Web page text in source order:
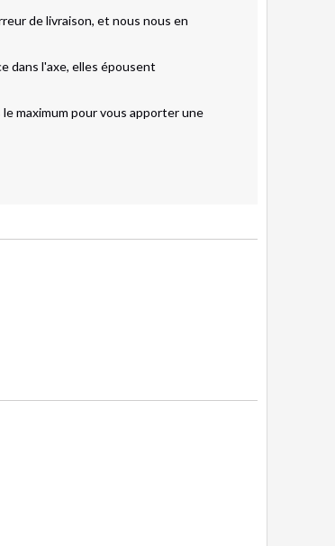
de livraison, et nous nous en
dans l'axe, elles épousent
maximum pour vous apporter une